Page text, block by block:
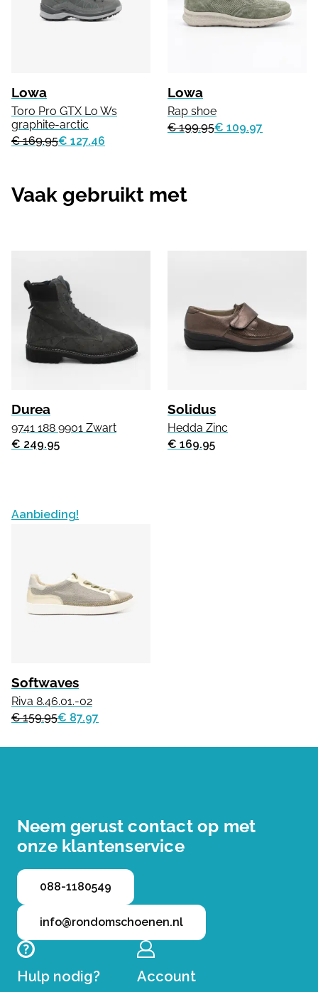
Lowa
Toro Pro GTX Lo Ws
graphite-arctic
€ 169.95€ 127.46
Lowa
Rap shoe
€ 199.95€ 109.97
Vaak gebruikt met
Durea
9741 188 9901 Zwart
€ 249.95
Solidus
Hedda Zinc
€ 169.95
Aanbieding!
Softwaves
Riva 8.46.01.-02
€ 159.95€ 87.97
Neem gerust contact op met
onze klantenservice
088-1180549
info@rondomschoenen.nl
Hulp nodig? Account